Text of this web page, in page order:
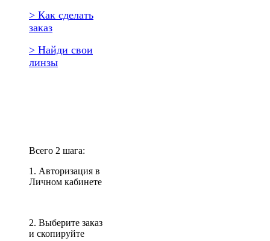
> Как сделать
заказ
> Найди свои
линзы
Всего 2 шага:
1. Авторизация в
Личном кабинете
2. Выберите заказ
и скопируйте